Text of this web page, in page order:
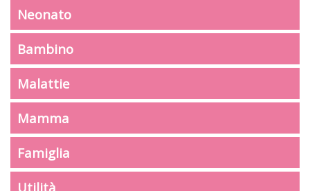
Neonato
Bambino
Malattie
Mamma
Famiglia
Utilità